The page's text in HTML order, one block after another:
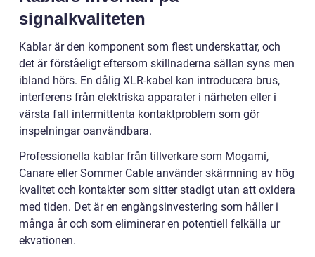
signalkvaliteten
Kablar är den komponent som flest underskattar, och
det är förståeligt eftersom skillnaderna sällan syns men
ibland hörs. En dålig XLR-kabel kan introducera brus,
interferens från elektriska apparater i närheten eller i
värsta fall intermittenta kontaktproblem som gör
inspelningar oanvändbara.
Professionella kablar från tillverkare som Mogami,
Canare eller Sommer Cable använder skärmning av hög
kvalitet och kontakter som sitter stadigt utan att oxidera
med tiden. Det är en engångsinvestering som håller i
många år och som eliminerar en potentiell felkälla ur
ekvationen.